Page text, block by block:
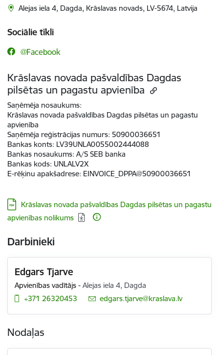
Alejas iela 4, Dagda, Krāslavas novads, LV-5674, Latvija
Sociālie tīkli
@Facebook
Krāslavas novada pašvaldības Dagdas
pilsētas un pagastu apvienība
Saņēmēja nosaukums:
Krāslavas novada pašvaldības Dagdas pilsētas un pagastu
apvienība
Saņēmēja reģistrācijas numurs: 50900036651
Bankas konts: LV39UNLA0055002444088
Bankas nosaukums: A/S SEB banka
Bankas kods: UNLALV2X
E-rēķinu apakšadrese: EINVOICE_DPPA@50900036651
Lejupielādēt:
Krāslavas novada pašvaldības Dagdas pilsētas un pagastu
apvienības nolikums
Darbinieki
Edgars Tjarve
Apvienības vadītājs -Alejas iela 4, Dagda
+371 26320453
E-pasts:
edgars.tjarve@kraslava.lv
Nodaļas